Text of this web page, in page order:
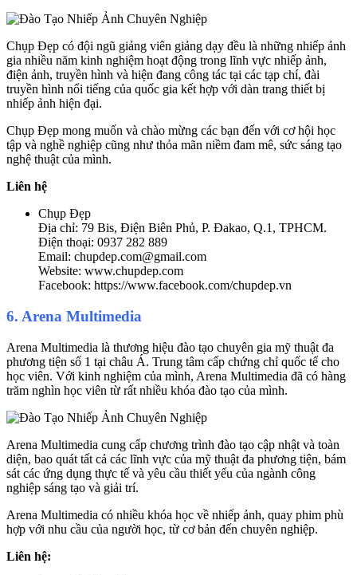
Chụp Đẹp có đội ngũ giảng viên giảng dạy đều là những nhiếp ảnh
gia nhiều năm kinh nghiệm hoạt động trong lĩnh vực nhiếp ảnh,
điện ảnh, truyền hình và hiện đang công tác tại các tạp chí, đài
truyền hình nổi tiếng của quốc gia kết hợp với dàn trang thiết bị
nhiếp ảnh hiện đại.
Chụp Đẹp mong muốn và chào mừng các bạn đến với cơ hội học
tập và nghề nghiệp cũng như thỏa mãn niềm đam mê, sức sáng tạo
nghệ thuật của mình.
Liên hệ
Chụp Đẹp
Địa chỉ: 79 Bis, Điện Biên Phủ, P. Đakao, Q.1, TPHCM.
Điện thoại: 0937 282 889
Email: chupdep.com@gmail.com
Website: www.chupdep.com
Facebook: https://www.facebook.com/chupdep.vn
6. Arena Multimedia
Arena Multimedia là thương hiệu đào tạo chuyên gia mỹ thuật đa
phương tiện số 1 tại châu Á. Trung tâm cấp chứng chỉ quốc tế cho
học viên. Với kinh nghiệm của mình, Arena Multimedia đã có hàng
trăm nghìn học viên từ rất nhiều khóa đào tạo của mình.
Arena Multimedia cung cấp chương trình đào tạo cập nhật và toàn
diện, bao quát tất cả các lĩnh vực của mỹ thuật đa phương tiện, bám
sát các ứng dụng thực tế và yêu cầu thiết yếu của ngành công
nghiệp sáng tạo và giải trí.
Arena Multimedia có nhiều khóa học về nhiếp ảnh, quay phim phù
hợp với nhu cầu của người học, từ cơ bản đến chuyên nghiệp.
Liên hệ: